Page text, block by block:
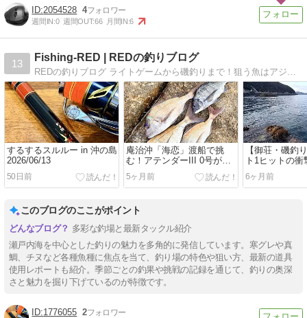
2054528 4
週間IN:0 週間OUT:66 月間IN:6
13
Fishing-RED | REDの釣りブログ
REDの釣りブログ ライトゲームから磯釣りまで！狙う魚はアジ、メバル、アオリイカ、グレ、マグロ、イサキなど
するするスルルー in 沖の島
2026/06/13
50日前
庵治沖「海恋」渡船で挑
む！アテンダーIII 0号が描
く黄金の弧と良型真鯛の競
演
5ヶ月前
【御荘・磯釣
ト1ヒットの
ダー3を襲う「
ー」な激闘
6ヶ月前
このブログのここがポイント
多彩な釣場と最新タックル紹介
瀬戸内海を中心とした釣りの魅力を多角的に発信しています。寒グレや真
鯛、チヌなど各種魚種に焦点を当て、釣り場の特色や狙い方、最新の道具
使用レポートも紹介。季節ごとの釣果や挑戦の記録を通じて、釣りの奥深
さと魅力を掘り下げているのが特徴です。
1776055 2